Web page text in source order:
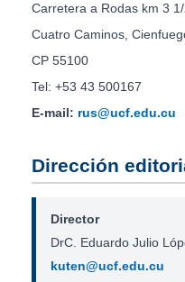
Carretera a Rodas km 3
Cuatro Caminos,
CP 55100
Tel: +53 43 500167
E-mail: rus@ucf.edu.cu
Dirección
Director
DrC. Eduardo Julio
kuten@ucf.edu.cu